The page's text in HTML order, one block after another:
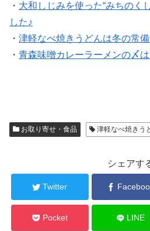
・ 大和しじみを使った“みちのく
した♪
・ 津軽なべ焼きうどんは冬の常
・ 青森味噌カレーラーメンの〆
お取り寄せ・食品 津軽なべ焼きう
シェアす
Twitter
Pocket LINE